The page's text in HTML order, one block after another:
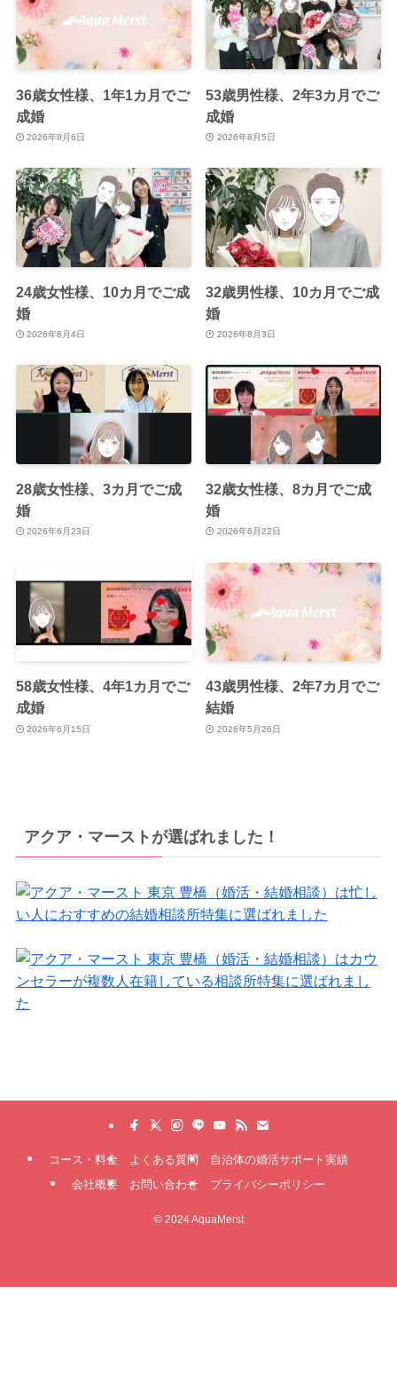
36歳女性様、1年1カ月でご
成婚
2026年8月6日
53歳男性様、2年3カ月でご
成婚
2026年8月5日
24歳女性様、10カ月でご成
婚
2026年8月4日
32歳男性様、10カ月でご成
婚
2026年8月3日
28歳女性様、3カ月でご成
婚
2026年6月23日
32歳女性様、8カ月でご成
婚
2026年6月22日
58歳女性様、4年1カ月でご
成婚
2026年6月15日
43歳男性様、2年7カ月でご
結婚
2026年5月26日
アクア・マーストが選ばれました！
コース・料金 よくある質問
自治体の婚活サポート実績
会社概要
お問い合わせ プライバシーポリシー
©2024 AquaMerst